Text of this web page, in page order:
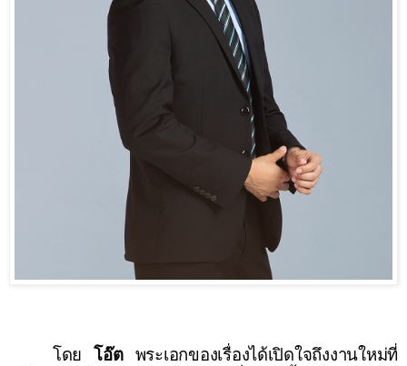
โดยโอ๊ต พระเอกของเรื่องได้เปิดใจถึงงานใหม่ที่